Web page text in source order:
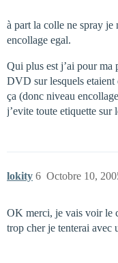
à part la colle ne spray
encollage egal.
Qui plus est j’ai pour ma
DVD sur lesquels etaient
ça (donc niveau
j’evite toute etiquette
lokity Octobre 10,
6
OK merci, je vais voir le
trop cher je tenterai avec